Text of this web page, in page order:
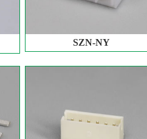
SZN-NY